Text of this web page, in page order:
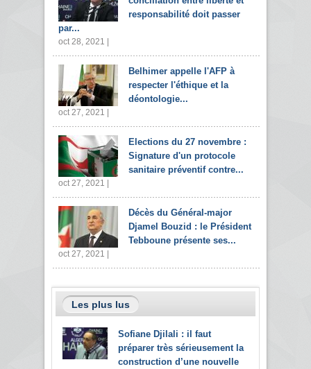
responsabilité doit passer
par...
oct 28, 2021 |
Belhimer appelle l'AFP à
respecter l'éthique et la
déontologie...
oct 27, 2021 |
Elections du 27 novembre :
Signature d'un protocole
sanitaire préventif contre...
oct 27, 2021 |
Décès du Général-major
Djamel Bouzid : le Président
Tebboune présente ses...
oct 27, 2021 |
Les plus lus
Sofiane Djilali : il faut
préparer très sérieusement la
construction d’une nouvelle